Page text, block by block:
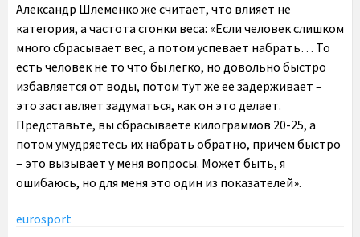
Александр Шлеменко же считает, что влияет не
категория, а частота сгонки веса: «Если человек слишком
много сбрасывает вес, а потом успевает набрать… То
есть человек не то что бы легко, но довольно быстро
избавляется от воды, потом тут же ее задерживает –
это заставляет задуматься, как он это делает.
Представьте, вы сбрасываете килограммов 20-25, а
потом умудряетесь их набрать обратно, причем быстро
– это вызывает у меня вопросы. Может быть, я
ошибаюсь, но для меня это один из показателей».
eurosport